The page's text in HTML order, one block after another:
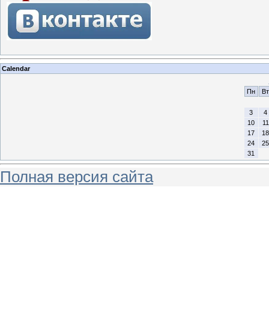
Calendar
Пн
Вт
3
4
10
11
17
18
24
25
31
Полная версия сайта